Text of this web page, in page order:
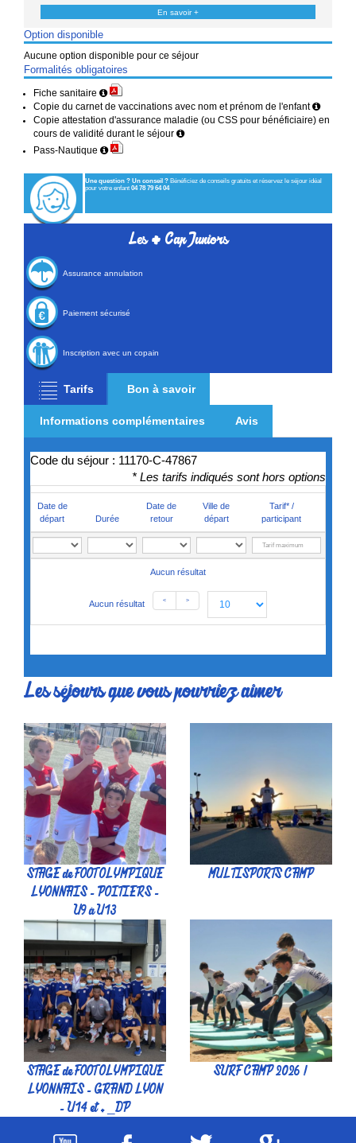
En savoir +
Option disponible
Aucune option disponible pour ce séjour
Formalités obligatoires
Fiche sanitaire
Copie du carnet de vaccinations avec nom et prénom de l'enfant
Copie attestation d'assurance maladie (ou CSS pour bénéficiaire) en
cours de validité durant le séjour
Pass-Nautique
Une question ? Un conseil ? Bénéficiez de conseils gratuits et réservez le séjour idéal
pour votre enfant 04 78 79 64 04
Les+Cap Juniors
Assurance annulation
Paiement sécurisé
Inscription avec un copain
Tarifs Bon à savoir
Informations complémentaires Avis
Code du séjour : 11170-C-47867
* Les tarifs indiqués sont hors options
Date de
départ
Durée
Date de
retour
Ville de
départ
Tarif* /
participant
Aucun résultat
Aucun résultat < >
Les séjours que vous pourriez aimer
STAGE de FOOT OLYMPIQUE
LYONNAIS - POITIERS -
U9 à U13
MULTISPORTS CAMP
STAGE de FOOT OLYMPIQUE
LYONNAIS - GRAND LYON
- U14 et + _DP
SURF CAMP 2026 !